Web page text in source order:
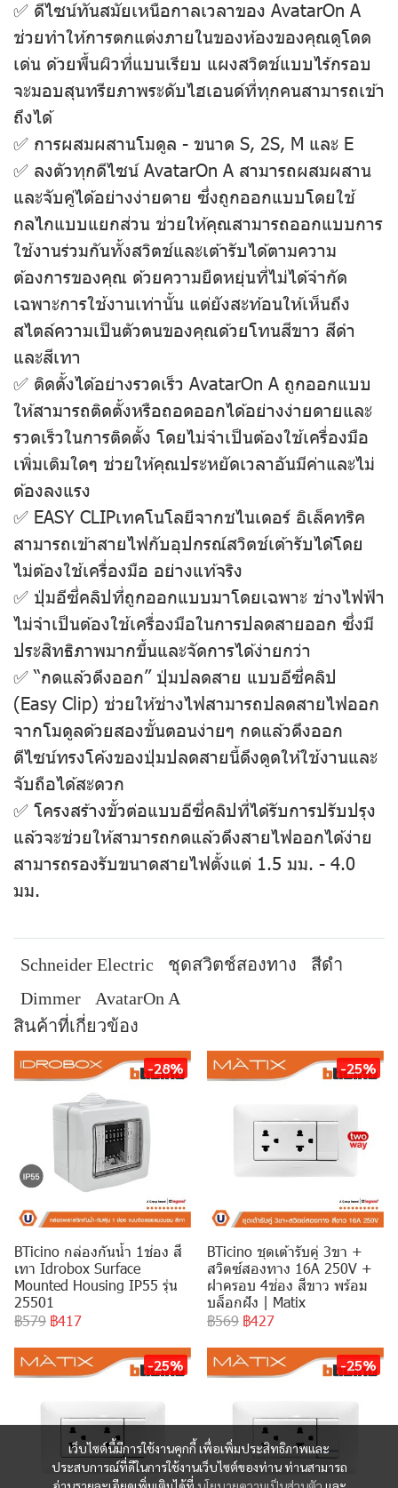
✅ ดีไซน์ทันสมัยเหนือกาลเวลาของ AvatarOn A
ช่วยทําให้การตกแต่งภายในของห้องของคุณดูโดด
เด่น ด้วยพื้นผิวที่แบนเรียบ แผงสวิตช์แบบไร้กรอบ
จะมอบสุนทรียภาพระดับไฮเอนด์ที่ทุกคนสามารถเข้า
ถึงได้
✅ การผสมผสานโมดูล - ขนาด S, 2S, M และ E
✅ ลงตัวทุกดีไซน์ AvatarOn A สามารถผสมผสาน
และจับคู่ได้อย่างง่ายดาย ซึ่งถูกออกแบบโดยใช้
กลไกแบบแยกส่วน ช่วยให้คุณสามารถออกแบบการ
ใช้งานร่วมกันทั้งสวิตช์และเต้ารับได้ตามความ
ต้องการของคุณ ด้วยความยืดหยุ่นที่ไม่ได้จํากัด
เฉพาะการใช้งานเท่านั้น แต่ยังสะท้อนให้เห็นถึง
สไตล์ความเป็นตัวตนของคุณด้วยโทนสีขาว สีดํา
และสีเทา
✅ ติดตั้งได้อย่างรวดเร็ว AvatarOn A ถูกออกแบบ
ให้สามารถติดตั้งหรือถอดออกได้อย่างง่ายดายและ
รวดเร็วในการติดตั้ง โดยไม่จําเป็นต้องใช้เครื่องมือ
เพิ่มเติมใดๆ ช่วยให้คุณประหยัดเวลาอันมีค่าและไม่
ต้องลงแรง
✅ EASY CLIPเทคโนโลยีจากชไนเดอร์ อิเล็คทริค
สามารถเข้าสายไฟกับอุปกรณ์สวิตช์เต้ารับได้โดย
ไม่ต้องใช้เครื่องมือ อย่างแท้จริง
✅ ปุ่มอีซี่คลิปที่ถูกออกแบบมาโดยเฉพาะ ช่างไฟฟ้า
ไม่จําเป็นต้องใช้เครื่องมือในการปลดสายออก ซึ่งมี
ประสิทธิภาพมากขึ้นและจัดการได้ง่ายกว่า
✅ “กดแล้วดึงออก” ปุ่มปลดสาย แบบอีซี่คลิป
(Easy Clip) ช่วยให้ช่างไฟสามารถปลดสายไฟออก
จากโมดูลด้วยสองขั้นตอนง่ายๆ กดแล้วดึงออก
ดีไซน์ทรงโค้งของปุ่มปลดสายนี้ดึงดูดให้ใช้งานและ
จับถือได้สะดวก
✅ โครงสร้างขั้วต่อแบบอีซี่คลิปที่ได้รับการปรับปรุง
แล้วจะช่วยให้สามารถกดแล้วดึงสายไฟออกได้ง่าย
สามารถรองรับขนาดสายไฟตั้งแต่ 1.5 มม. - 4.0
มม.
Schneider Electric ชุดสวิตช์สองทาง
สีดำ
Dimmer
AvatarOn A
สินค้าที่เกี่ยวข้อง
-28%
BTicino กล่องกันน้ำ 1ช่อง สี
เทา Idrobox Surface
Mounted Housing IP55 รุ่น
25501
฿579 ฿417
-25%
BTicino ชุดเต้ารับคู่ 3ขา +
สวิตซ์สองทาง 16A 250V +
ฝาครอบ 4ช่อง สีขาว พร้อม
บล็อกฝัง | Matix
฿569 ฿427
-25% -25%
เว็บไซต์นี้มีการใช้งานคุกกี้ เพื่อเพิ่มประสิทธิภาพและ
ประสบการณ์ที่ดีในการใช้งานเว็บไซต์ของท่าน ท่านสามารถ